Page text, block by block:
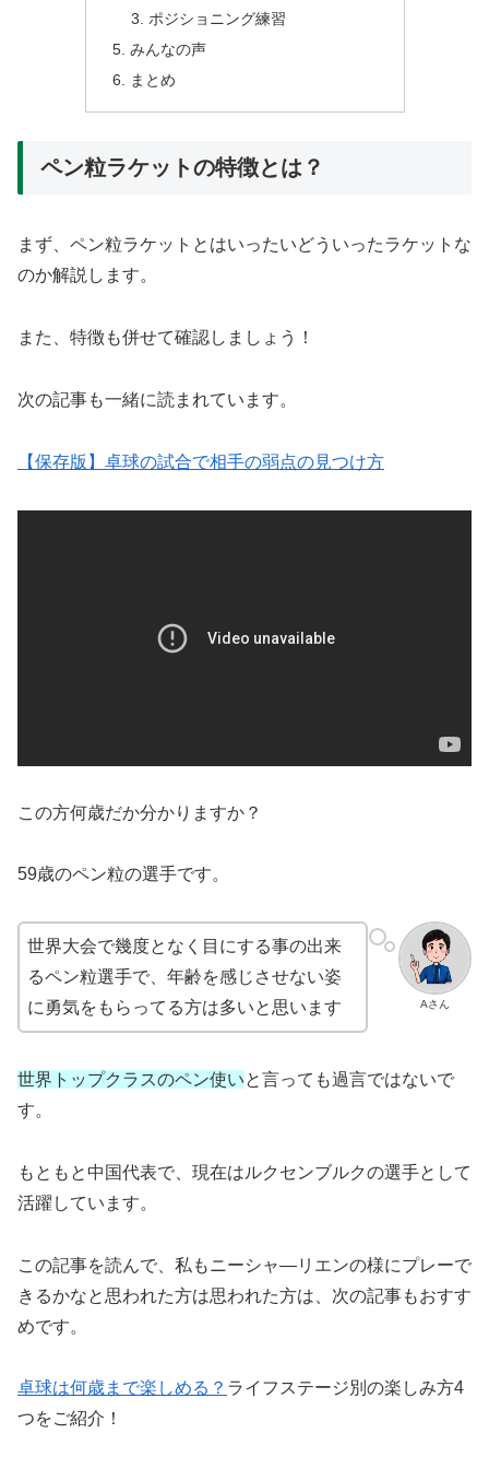
ポジショニング練習
みんなの声
まとめ
ペン粒ラケットの特徴とは？
まず、ペン粒ラケットとはいったいどういったラケットな
のか解説します。
また、特徴も併せて確認しましょう！
次の記事も一緒に読まれています。
【保存版】卓球の試合で相手の弱点の見つけ方
この方何歳だか分かりますか？
59歳のペン粒の選手です。
Aさん
世界大会で幾度となく目にする事の出来
るペン粒選手で、年齢を感じさせない姿
に勇気をもらってる方は多いと思います
世界トップクラスのペン使いと言っても過言ではないで
す。
もともと中国代表で、現在はルクセンブルクの選手として
活躍しています。
この記事を読んで、私もニーシャ―リエンの様にプレーで
きるかなと思われた方は思われた方は、次の記事もおすす
めです。
卓球は何歳まで楽しめる？ ライフステージ別の楽しみ方4
つをご紹介！